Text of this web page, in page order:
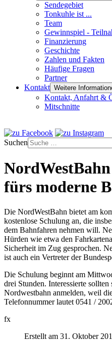
Sendegebiet
Tonkuhle ist ...
Team
Gewinnspiel -
Finanzierung
Geschichte
Zahlen und Fakten
Häufige Fragen
Partner
Kontakt Weitere
Kontakt, Anfahrt &
Mitschnitte
Suchen
fürs moderne
Die NordWestBahn bietet am
kostenlose Schulung an, die
dem Bahnfahren nehmen will.
Hürden wie etwa den
Sicherheit im Zug gesprochen.
ist auch ein Vertreter der
Die Schulung beginnt am
drei Stunden. Interessierte
Nordwestbahn anmelden, weil
Telefonnummer lautet 0541 /
fx
Erstellt am 31. Oktober